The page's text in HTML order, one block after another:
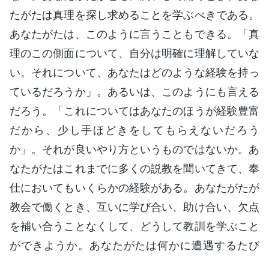
たがたは真理を探し求めることを学ぶべきである。
あなたがたは、このように言うこともできる。「真
理のこの側面について、自分は明確に理解していな
い。それについて、あなたはどのような経験を持っ
ているだろうか」。あるいは、このようにも言える
だろう。「これについてはあなたのほうが経験豊富
だから、少し手ほどきをしてもらえないだろう
か」。それが良いやり方というものではないか。あ
なたがたはこれまでに多くの説教を聞いてきて、奉
仕においてもいくらかの経験がある。あなたがたが
教会で働くとき、互いに学び合い、助け合い、欠点
を補い合うことなくして、どうして教訓を学ぶこと
ができようか。あなたがたは何かに遭遇するたび